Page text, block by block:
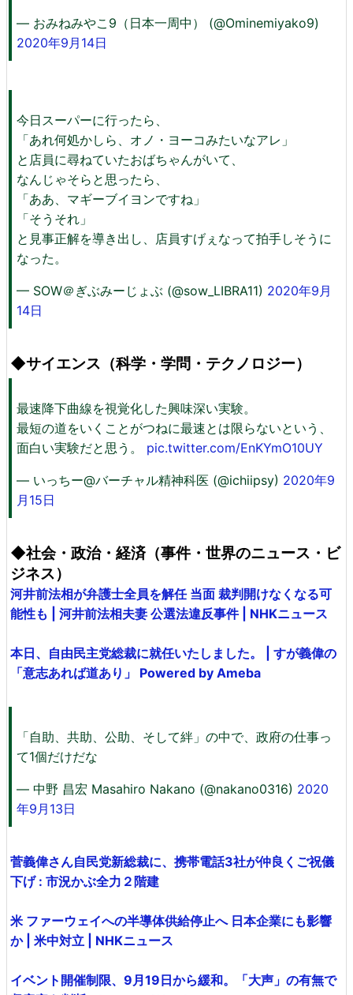
— おみねみやこ9（日本一周中） (@Ominemiyako9)
2020年9月14日
今日スーパーに行ったら、
「あれ何処かしら、オノ・ヨーコみたいなアレ」
と店員に尋ねていたおばちゃんがいて、
なんじゃそらと思ったら、
「ああ、マギーブイヨンですね」
「そうそれ」
と見事正解を導き出し、店員すげぇなって拍手しそうに
なった。
— SOW＠ぎぶみーじょぶ (@sow_LIBRA11) 2020年9月
14日
◆サイエンス（科学・学問・テクノロジー）
最速降下曲線を視覚化した興味深い実験。
最短の道をいくことがつねに最速とは限らないという、
面白い実験だと思う。 pic.twitter.com/EnKYmO10UY
— いっちー@バーチャル精神科医 (@ichiipsy) 2020年9
月15日
◆社会・政治・経済（事件・世界のニュース・ビ
ジネス）
河井前法相が弁護士全員を解任 当面 裁判開けなくなる可
能性も | 河井前法相夫妻 公選法違反事件 | NHKニュース
本日、自由民主党総裁に就任いたしました。 | すが義偉の
「意志あれば道あり」 Powered by Ameba
「自助、共助、公助、そして絆」の中で、政府の仕事っ
て1個だけだな
— 中野 昌宏 Masahiro Nakano (@nakano0316) 2020
年9月13日
菅義偉さん自民党新総裁に、携帯電話3社が仲良くご祝儀
下げ : 市況かぶ全力２階建
米 ファーウェイへの半導体供給停止へ 日本企業にも影響
か | 米中対立 | NHKニュース
イベント開催制限、9月19日から緩和。「大声」の有無で